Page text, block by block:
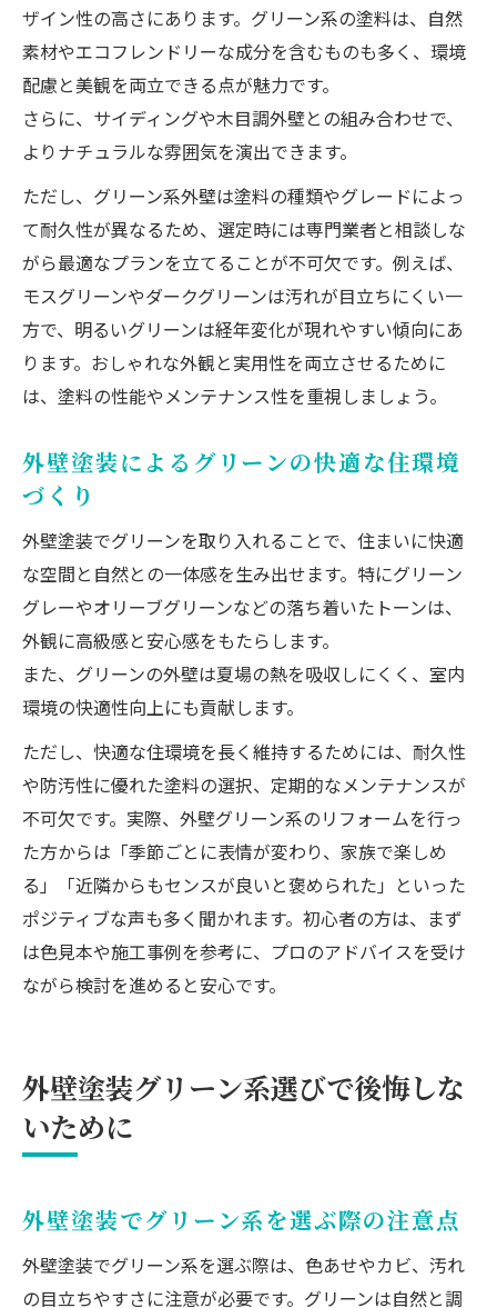
ザイン性の高さにあります。グリーン系の塗料は、自然
素材やエコフレンドリーな成分を含むものも多く、環境
配慮と美観を両立できる点が魅力です。
さらに、サイディングや木目調外壁との組み合わせで、
よりナチュラルな雰囲気を演出できます。
ただし、グリーン系外壁は塗料の種類やグレードによっ
て耐久性が異なるため、選定時には専門業者と相談しな
がら最適なプランを立てることが不可欠です。例えば、
モスグリーンやダークグリーンは汚れが目立ちにくい一
方で、明るいグリーンは経年変化が現れやすい傾向にあ
ります。おしゃれな外観と実用性を両立させるために
は、塗料の性能やメンテナンス性を重視しましょう。
外壁塗装によるグリーンの快適な住環境
づくり
外壁塗装でグリーンを取り入れることで、住まいに快適
な空間と自然との一体感を生み出せます。特にグリーン
グレーやオリーブグリーンなどの落ち着いたトーンは、
外観に高級感と安心感をもたらします。
また、グリーンの外壁は夏場の熱を吸収しにくく、室内
環境の快適性向上にも貢献します。
ただし、快適な住環境を長く維持するためには、耐久性
や防汚性に優れた塗料の選択、定期的なメンテナンスが
不可欠です。実際、外壁グリーン系のリフォームを行っ
た方からは「季節ごとに表情が変わり、家族で楽しめ
る」「近隣からもセンスが良いと褒められた」といった
ポジティブな声も多く聞かれます。初心者の方は、まず
は色見本や施工事例を参考に、プロのアドバイスを受け
ながら検討を進めると安心です。
外壁塗装グリーン系選びで後悔しな
いために
外壁塗装でグリーン系を選ぶ際の注意点
外壁塗装でグリーン系を選ぶ際は、色あせやカビ、汚れ
の目立ちやすさに注意が必要です。グリーンは自然と調